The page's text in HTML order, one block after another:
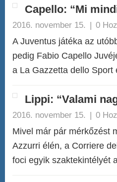
Capello: “Mi
2016. november 15. | 0
A Juventus játéka az
pedig Fabio Capello
a La Gazzetta dello
Lippi: “Valami
2016. november 15. | 0
Mivel már pár mérkőzést
Azzurri élén, a Corriere
foci egyik szaktekintélyét